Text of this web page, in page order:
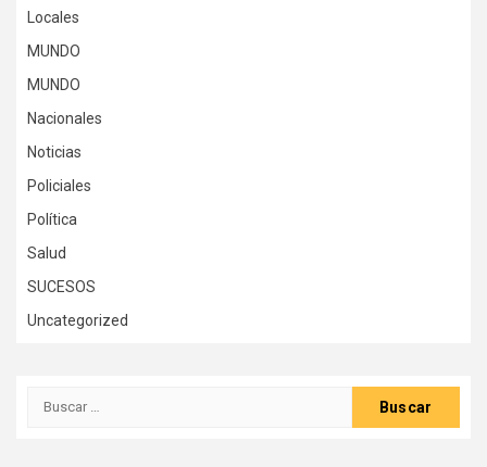
Locales
MUNDO
MUNDO
Nacionales
Noticias
Policiales
Política
Salud
SUCESOS
Uncategorized
Buscar: